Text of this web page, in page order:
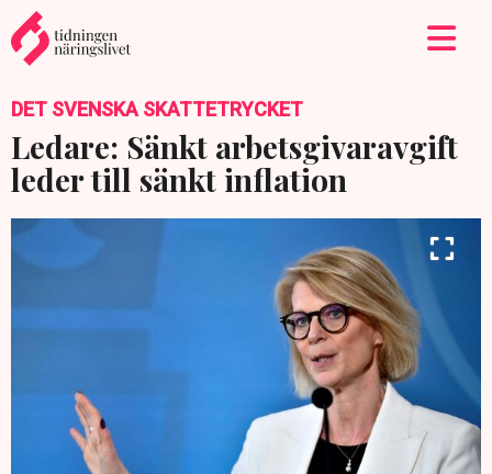
DET SVENSKA SKATTETRYCKET
Ledare: Sänkt arbetsgivaravgift
leder till sänkt inflation